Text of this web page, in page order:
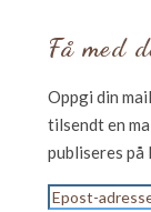
Få med
Oppgi din
tilsendt en
publiseres på
Epost-